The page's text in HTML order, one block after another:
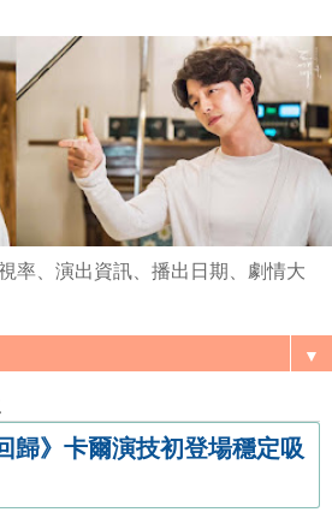
率、演出資訊、播出日期、劇情大
▼
歸》卡爾演技初登場穩定吸